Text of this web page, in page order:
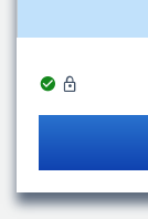
Service